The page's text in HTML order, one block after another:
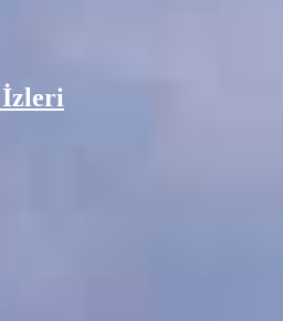
İzleri